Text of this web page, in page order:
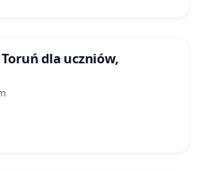
dla uczniów,